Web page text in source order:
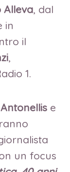
Alleva, dal
in
il
,
1.
e
un focus